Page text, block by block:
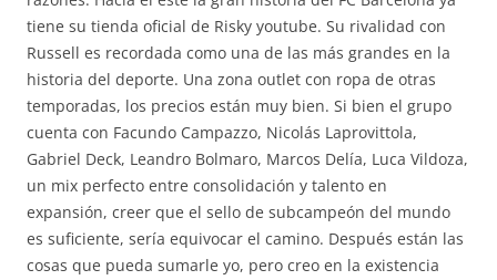
tiene su tienda oficial de Risky youtube. Su rivalidad con
Russell es recordada como una de las más grandes en la
historia del deporte. Una zona outlet con ropa de otras
temporadas, los precios están muy bien. Si bien el grupo
cuenta con Facundo Campazzo, Nicolás Laprovittola,
Gabriel Deck, Leandro Bolmaro, Marcos Delía, Luca Vildoza,
un mix perfecto entre consolidación y talento en
expansión, creer que el sello de subcampeón del mundo
es suficiente, sería equivocar el camino. Después están las
cosas que pueda sumarle yo, pero creo en la existencia